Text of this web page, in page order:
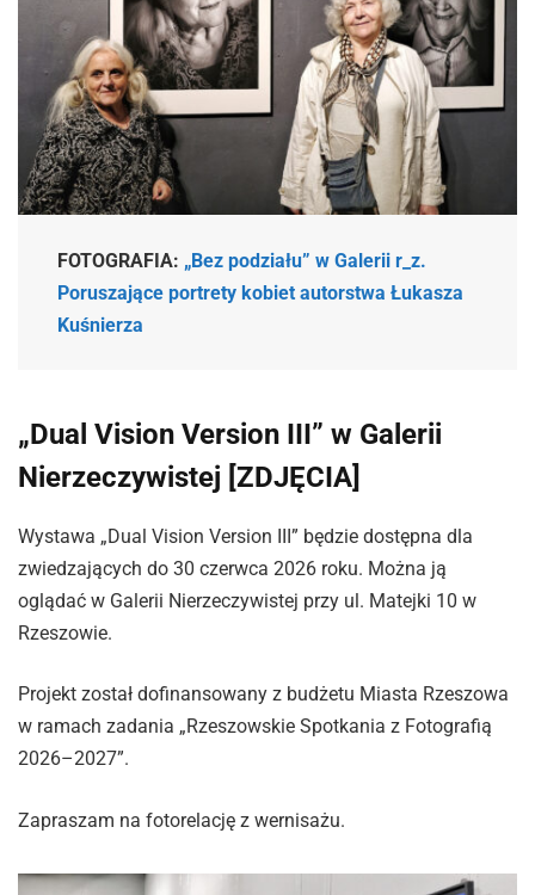
FOTOGRAFIA: „Bez podziału” w Galerii r_z.
Poruszające portrety kobiet autorstwa Łukasza
Kuśnierza
„Dual Vision Version III” w Galerii
Nierzeczywistej [ZDJĘCIA]
Wystawa „Dual Vision Version III” będzie dostępna dla
zwiedzających do 30 czerwca 2026 roku. Można ją
oglądać w Galerii Nierzeczywistej przy ul. Matejki 10 w
Rzeszowie.
Projekt został dofinansowany z budżetu Miasta Rzeszowa
w ramach zadania „Rzeszowskie Spotkania z Fotografią
2026–2027”.
Zapraszam na fotorelację z wernisażu.